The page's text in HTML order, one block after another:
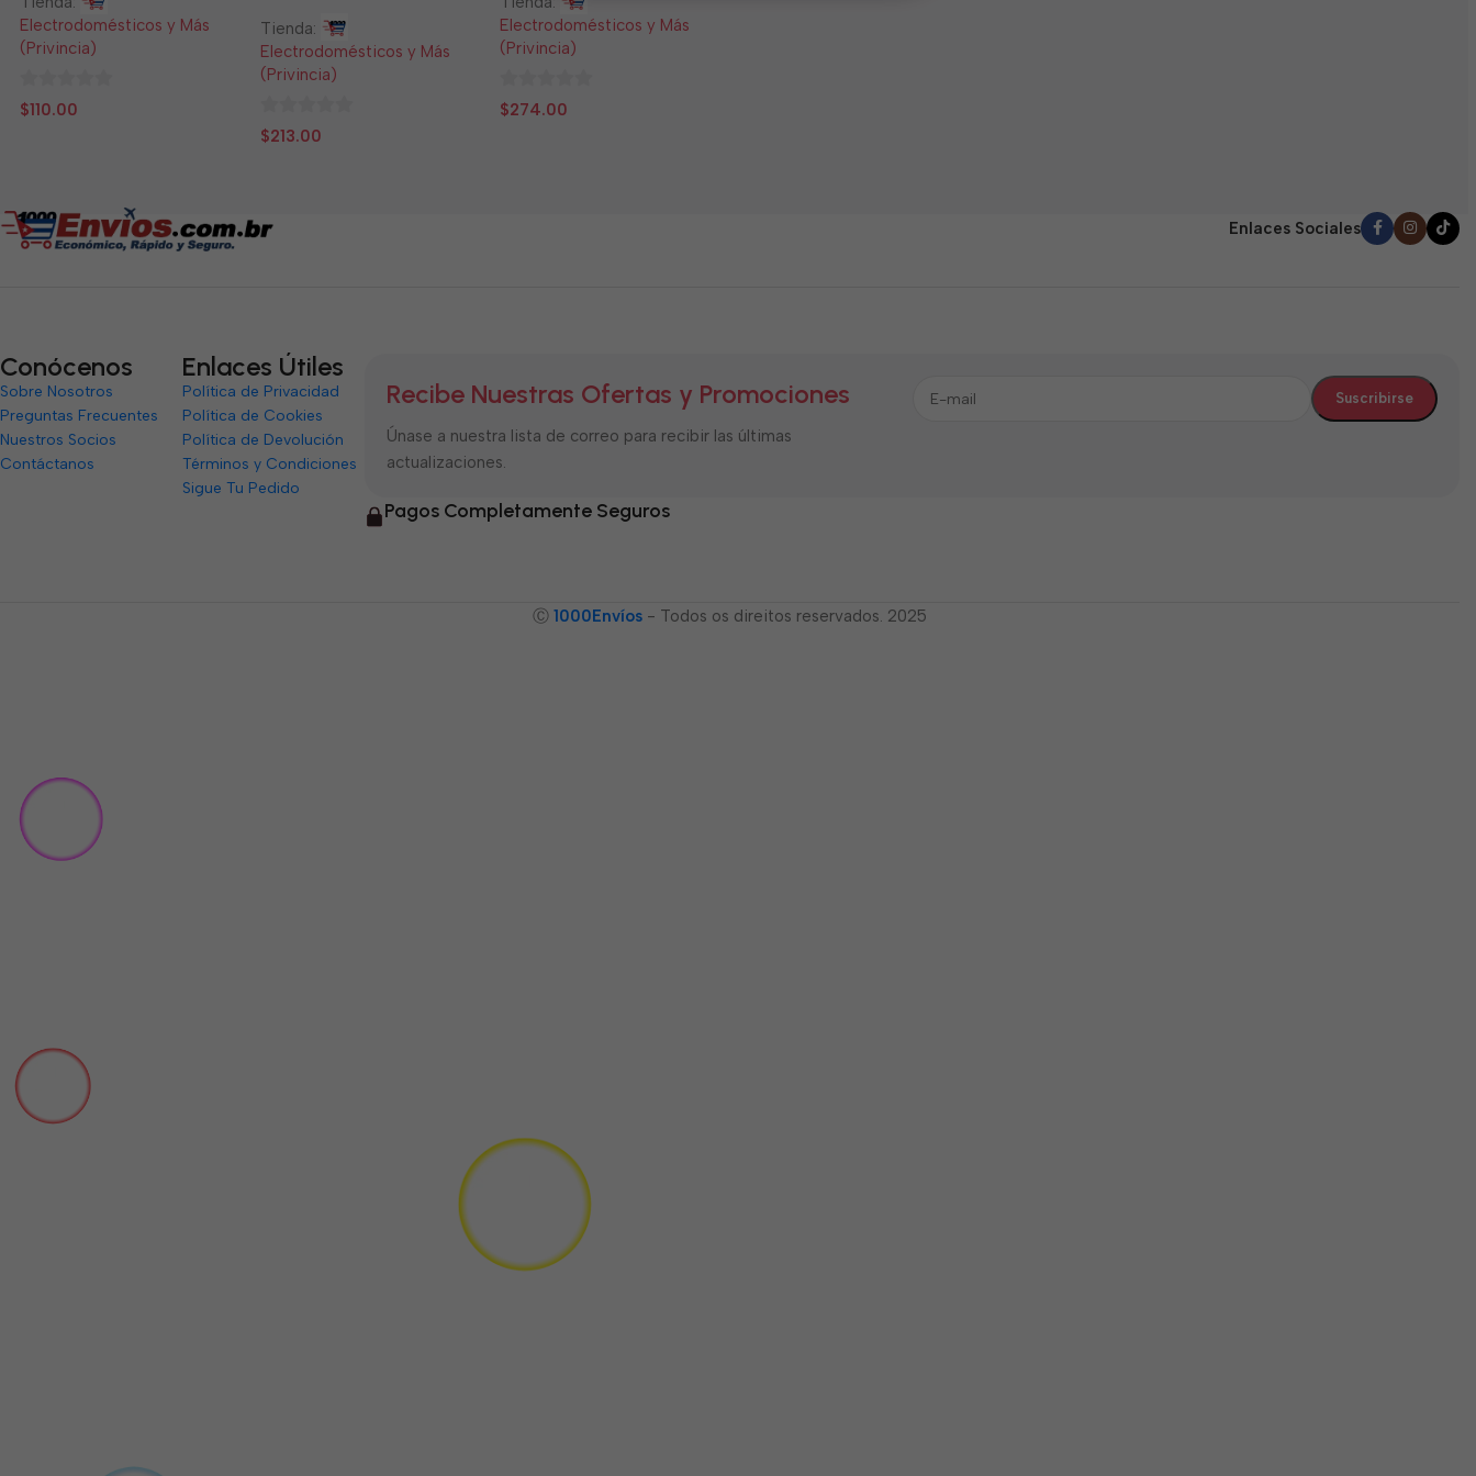
Electrodomésticos y Más
(Privincia)
0
$110.00
Tienda:
Electrodomésticos y Más
(Privincia)
0
$213.00
Electrodomésticos y Más
(Privincia)
0
$274.00
Enlaces Sociales
Conócenos
Sobre Nosotros
Preguntas Frecuentes
Nuestros Socios
Contáctanos
Enlaces Útiles
Política de Privacidad
Política de Cookies
Política de Devolución
Términos y Condiciones
Sigue Tu Pedido
Recibe Nuestras Ofertas y Promociones
Únase a nuestra lista de correo para recibir las últimas
actualizaciones.
Pagos Completamente Seguros
Ⓒ 1000Envíos - Todos os direitos reservados. 2025